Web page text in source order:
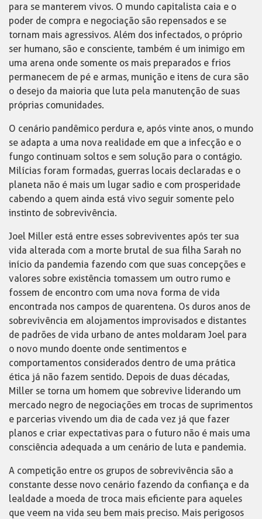
para se manterem vivos. O mundo capitalista caia e o
poder de compra e negociação são repensados e se
tornam mais agressivos. Além dos infectados, o próprio
ser humano, são e consciente, também é um inimigo em
uma arena onde somente os mais preparados e frios
permanecem de pé e armas, munição e itens de cura são
o desejo da maioria que luta pela manutenção de suas
próprias comunidades.
O cenário pandêmico perdura e, após vinte anos, o mundo
se adapta a uma nova realidade em que a infecção e o
fungo continuam soltos e sem solução para o contágio.
Milícias foram formadas, guerras locais declaradas e o
planeta não é mais um lugar sadio e com prosperidade
cabendo a quem ainda está vivo seguir somente pelo
instinto de sobrevivência.
Joel Miller está entre esses sobreviventes após ter sua
vida alterada com a morte brutal de sua filha Sarah no
início da pandemia fazendo com que suas concepções e
valores sobre existência tomassem um outro rumo e
fossem de encontro com uma nova forma de vida
encontrada nos campos de quarentena. Os duros anos de
sobrevivência em alojamentos improvisados e distantes
de padrões de vida urbano de antes moldaram Joel para
o novo mundo doente onde sentimentos e
comportamentos considerados dentro de uma prática
ética já não fazem sentido. Depois de duas décadas,
Miller se torna um homem que sobrevive liderando um
mercado negro de negociações em trocas de suprimentos
e parcerias vivendo um dia de cada vez já que fazer
planos e criar expectativas para o futuro não é mais uma
consciência adequada a um cenário de luta e pandemia.
A competição entre os grupos de sobrevivência são a
constante desse novo cenário fazendo da confiança e da
lealdade a moeda de troca mais eficiente para aqueles
que veem na vida seu bem mais preciso. Mais perigosos